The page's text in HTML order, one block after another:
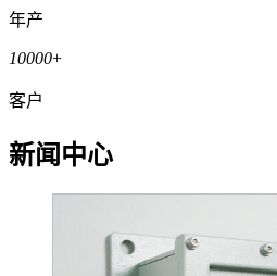
年产
10000+
客户
新闻中心